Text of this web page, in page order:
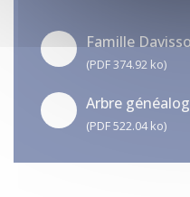
Famille
(PDF 374.92 ko)
Arbre
(PDF 522.04 ko)